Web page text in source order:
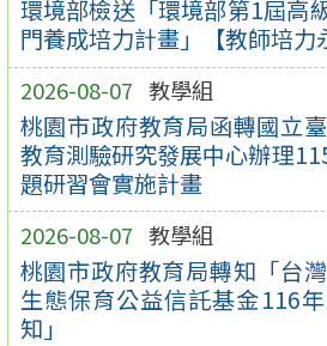
環境部檢送「環境部第1屆高
門養成培力計畫」【教師培力
2026-08-07 教學組
桃園市政府教育局函轉國立
教育測驗研究發展中心辦理
題研習會實施計畫
2026-08-07 教學組
桃園市政府教育局轉知「台
生態保育公益信託基金116
知」